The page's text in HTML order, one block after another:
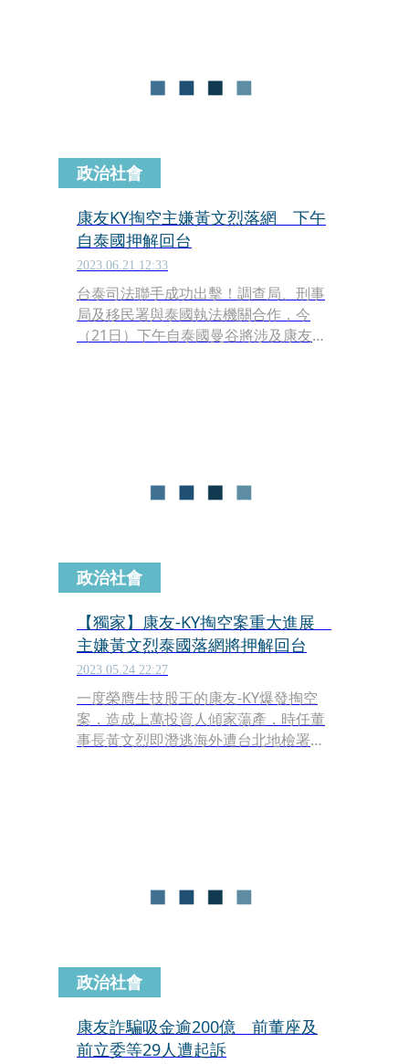
彬、江明南各判刑2年半；仍可上訴。
政治社會
康友KY掏空主嫌黃文烈落網 下午
自泰國押解回台
2023.06.21 12:33
台泰司法聯手成功出擊！調查局、刑事
局及移民署與泰國執法機關合作，今
（21日）下午自泰國曼谷將涉及康友KY
政治社會
【獨家】康友-KY掏空案重大進展
主嫌黃文烈泰國落網將押解回台
2023.05.24 22:27
一度榮膺生技股王的康友-KY爆發掏空
案，造成上萬投資人傾家蕩產，時任董
事長黃文烈即潛逃海外遭台北地檢署通
政治社會
康友詐騙吸金逾200億 前董座及
前立委等29人遭起訴